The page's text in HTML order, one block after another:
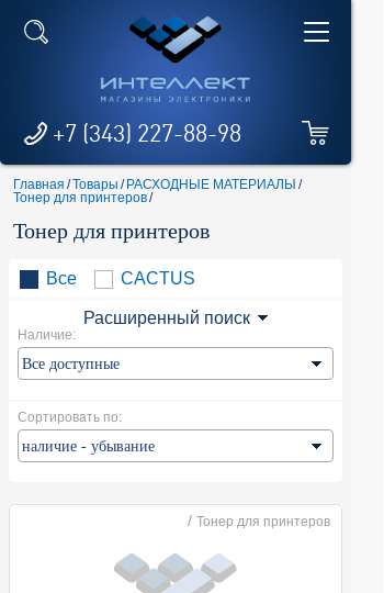
+7 (343) 227-88-98
Главная /Товары / РАСХОДНЫЕ МАТЕРИАЛЫ /
Тонер для принтеров/
Тонер для принтеров
Все CACTUS
Расширенный поиск
Наличие:
Сортировать по:
/ Тонер для принтеров